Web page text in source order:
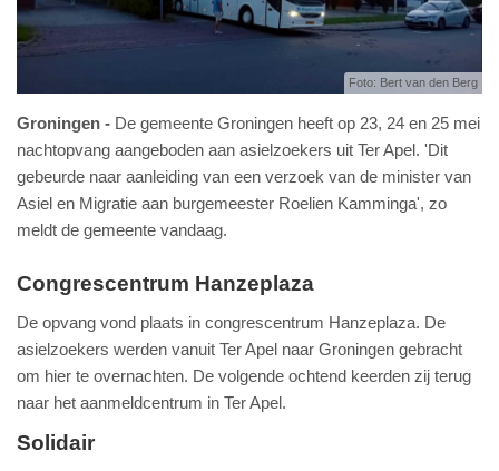
Foto: Bert van den Berg
Groningen
De gemeente Groningen heeft op 23, 24 en 25 mei
nachtopvang aangeboden aan asielzoekers uit Ter Apel. 'Dit
gebeurde naar aanleiding van een verzoek van de minister van
Asiel en Migratie aan burgemeester Roelien Kamminga', zo
meldt de gemeente vandaag.
Congrescentrum Hanzeplaza
De opvang vond plaats in congrescentrum Hanzeplaza. De
asielzoekers werden vanuit Ter Apel naar Groningen gebracht
om hier te overnachten. De volgende ochtend keerden zij terug
naar het aanmeldcentrum in Ter Apel.
Solidair